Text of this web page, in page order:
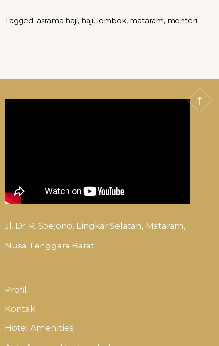
Tagged: asrama haji, haji, lombok, mataram, menteri
Jl. Dr. R. Soejono, Lingkar Selatan, Mataram,
Nusa Tenggara Barat
Profil
Kontak
Hotel Amenities